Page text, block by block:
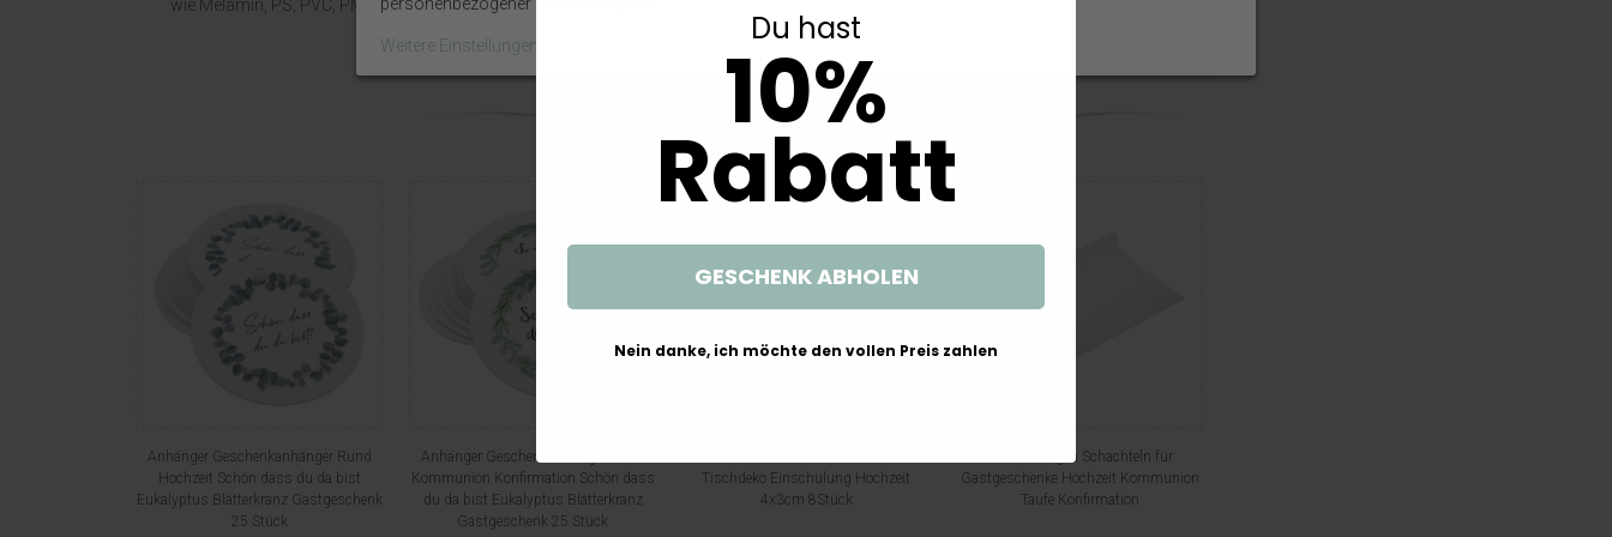
wie Melamin, PS, PVC, PMMA, PC und PU-Schaum.
Weitere interessante Artikel
Anhänger Geschenkanhänger Rund
Hochzeit Schön dass du da bist
Eukalyptus Blätterkranz Gastgeschenk
25 Stück
Anhänger Geschenkanhänger Rund
Kommunion Konfirmation Schön dass
du da bist Eukalyptus Blätterkranz
Gastgeschenk 25 Stück
Tischdeko Einschulung Hochzeit
4x3cm 8Stück
10 Kartonagen Schachteln für
Gastgeschenke Hochzeit Kommunion
Taufe Konfirmation
Weitere Einstellungen Du hast
10%
Rabatt
GESCHENK ABHOLEN
Nein danke, ich möchte den vollen Preis zahlen